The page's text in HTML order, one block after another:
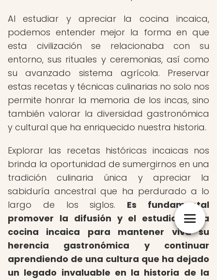
Al estudiar y apreciar la cocina incaica,
podemos entender mejor la forma en que
esta civilización se relacionaba con su
entorno, sus rituales y ceremonias, así como
su avanzado sistema agrícola. Preservar
estas recetas y técnicas culinarias no solo nos
permite honrar la memoria de los incas, sino
también valorar la diversidad gastronómica
y cultural que ha enriquecido nuestra historia.
Explorar las recetas históricas incaicas nos
brinda la oportunidad de sumergirnos en una
tradición culinaria única y apreciar la
sabiduría ancestral que ha perdurado a lo
largo de los siglos. Es fundamental
promover la difusión y el estudio de la
cocina incaica para mantener viva su
herencia gastronómica y continuar
aprendiendo de una cultura que ha dejado
un legado invaluable en la historia de la